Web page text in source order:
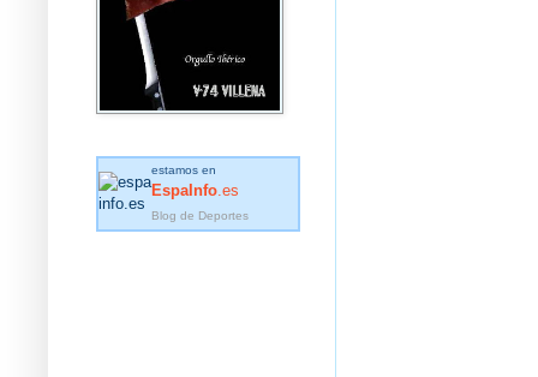
estamos en
EspaInfo .es
Blog de Deportes